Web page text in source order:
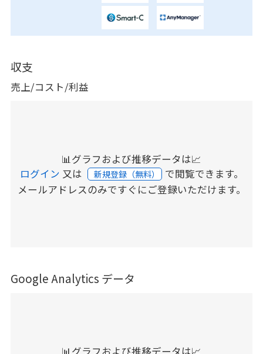
収支
売上/コスト/利益
📊グラフおよび推移データは📈
ログイン 又は 新規登録（無料） で閲覧できます。
メールアドレスのみですぐにご登録いただけます。
Google Analytics データ
📊グラフおよび推移データは📈